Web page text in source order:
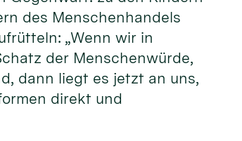
des Menschenhandels
„Wenn wir in
der Menschenwürde,
dann liegt es jetzt an uns,
direkt und